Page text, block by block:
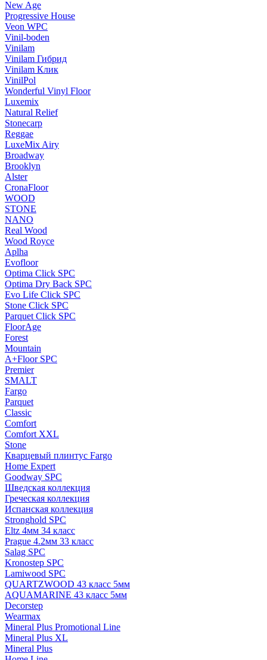
New Age
Progressive House
Veon WPC
Vinil-boden
Vinilam
Vinilam Гибрид
Vinilam Клик
VinilPol
Wonderful Vinyl Floor
Luxemix
Natural Relief
Stonecarp
Reggae
LuxeMix Airy
Broadway
Brooklyn
Alster
CronaFloor
WOOD
STONE
NANO
Real Wood
Wood Royce
Aplha
Evofloor
Optima Click SPC
Optima Dry Back SPC
Evo Life Click SPC
Stone Click SPC
Parquet Click SPC
FloorAge
Forest
Mountain
A+Floor SPC
Premier
SMALT
Fargo
Parquet
Classic
Comfort
Comfort XXL
Stone
Кварцевый плинтус Fargo
Home Expert
Goodway SPC
Шведская коллекция
Греческая коллекция
Испанская коллекция
Stronghold SPC
Eltz 4мм 34 класс
Prague 4.2мм 33 класс
Salag SPC
Kronostep SPC
Lamiwood SPC
QUARTZWOOD 43 класс 5мм
AQUAMARINE 43 класс 5мм
Decorstep
Wearmax
Mineral Plus Promotional Line
Mineral Plus XL
Mineral Plus